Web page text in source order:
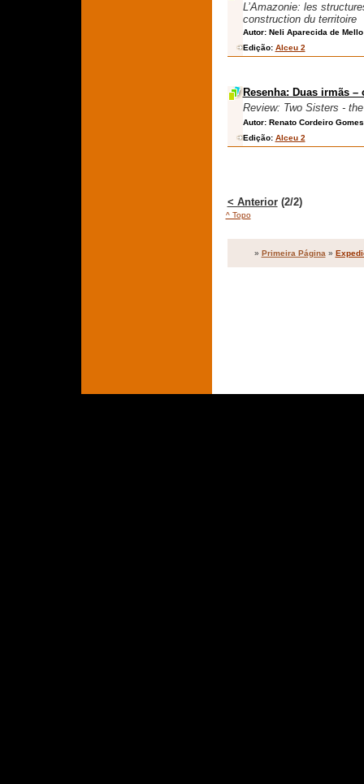
L’Amazonie: les
construction du territoire
Autor: Neli Aparecida de
Edição: Alceu 2
Resenha: Duas irmãs
Review: Two Sisters -
Autor: Renato Cordeiro Gomes
Edição: Alceu 2
< Anterior (2/2)
^ Topo
» Primeira Página »